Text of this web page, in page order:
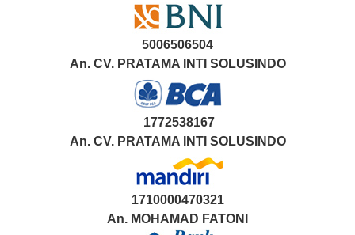
5006506504
An. CV. PRATAMA INTI SOLUSINDO
1772538167
An. CV. PRATAMA INTI SOLUSINDO
1710000470321
An. MOHAMAD FATONI